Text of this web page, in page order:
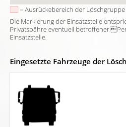
= Ausrückebereich der Löschgruppe
Die Markierung der Einsatzstelle
Privatspähre eventuell betroffener
Einsatzstelle.
Eingesetzte Fahrzeuge der